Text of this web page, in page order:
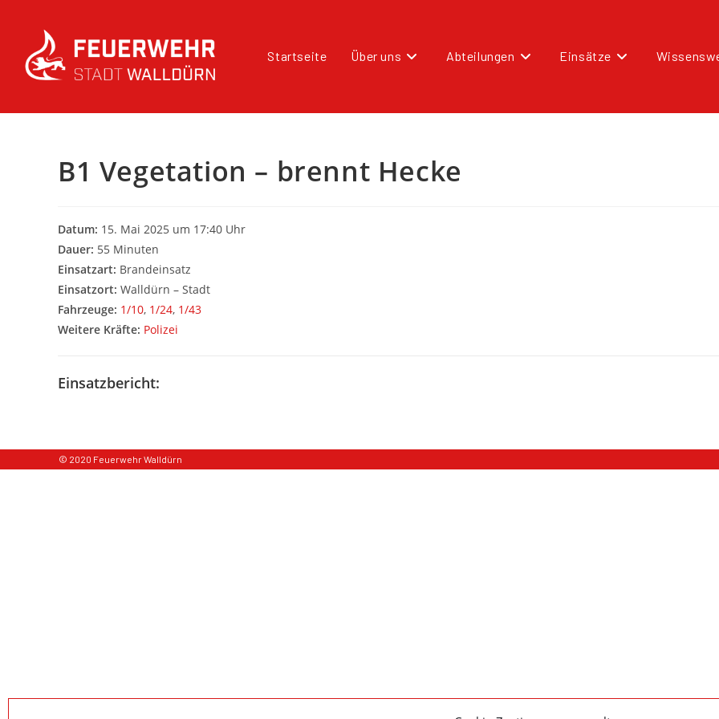
Startseite Über uns Abteilungen Einsätze
B1 Vegetation – brennt Hecke
Datum: 15. Mai 2025 um 17:40 Uhr
Dauer: 55 Minuten
Einsatzart: Brandeinsatz
Einsatzort: Walldürn – Stadt
Fahrzeuge: 1/10, 1/24, 1/43
Weitere Kräfte: Polizei
Einsatzbericht:
© 2020 Feuerwehr Walldürn